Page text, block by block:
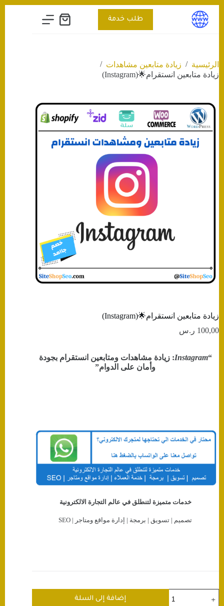
التجاوز
المحتوى
طلب خدمة
عربة
الرئيسية / زيادة متابعين مشاهدات /
زيادة متابعين انستقرام🌟(Instagram)
زيادة متابعين انستقرام🌟(Instagram)
100,00 ر.س
“
Instagram: زيادة مشاهدات ومتابعين انستقرام بجودة
وأمان على الدوام”
خدمات متميزة لتنطلق في عالم التجارة الالكترونية
تصميم | تسويق | برمجة | إدارة مواقع ومتاجر | SEO
زيادة
إضافة إلى السلة